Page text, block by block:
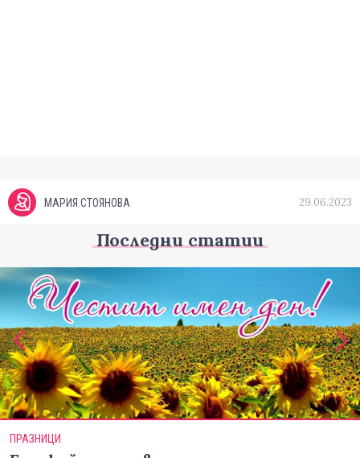
МАРИЯ СТОЯНОВА 29.06.2023
Последни статии
ПРАЗНИЦИ